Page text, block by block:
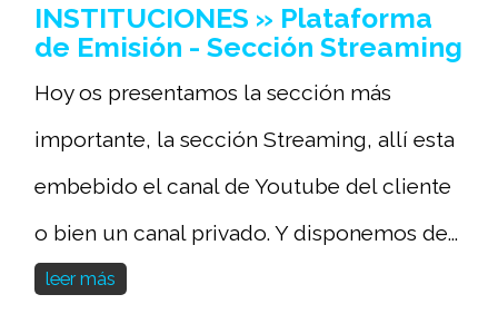
INSTITUCIONES » Plataforma
de Emisión - Sección Streaming
Hoy os presentamos la sección más
importante, la sección Streaming, allí esta
embebido el canal de Youtube del cliente
o bien un canal privado. Y disponemos de...
leer más